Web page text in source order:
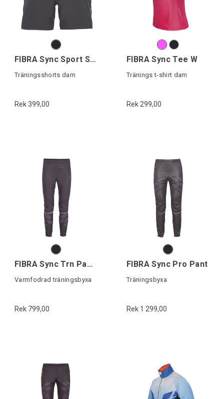
FIBRA Sync Sport Shorts W
Träningsshorts dam
Rek 399,00
FIBRA Sync Tee W
Tränings t-shirt dam
Rek 299,00
FIBRA Sync Trn Pant Warm
Varmfodrad träningsbyxa
Rek 799,00
FIBRA Sync Pro Pant
Träningsbyxa
Rek 1 299,00